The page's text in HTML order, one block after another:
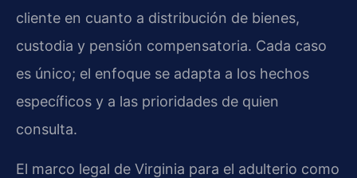
cliente en cuanto a distribución de bienes,
custodia y pensión compensatoria. Cada caso
es único; el enfoque se adapta a los hechos
específicos y a las prioridades de quien
consulta.
El marco legal de Virginia para el adulterio como